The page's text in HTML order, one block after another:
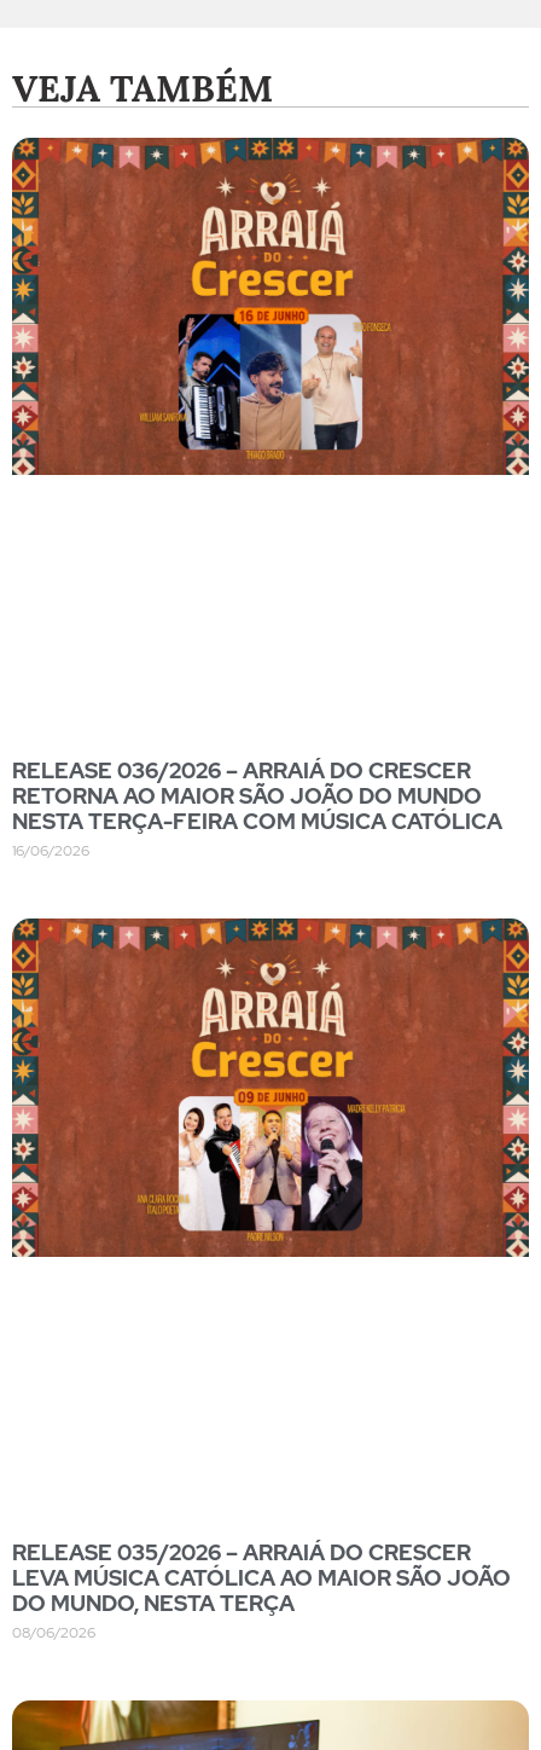
VEJA TAMBÉM
RELEASE 036/2026 – ARRAIÁ DO CRESCER
RETORNA AO MAIOR SÃO JOÃO DO MUNDO
NESTA TERÇA-FEIRA COM MÚSICA CATÓLICA
16/06/2026
RELEASE 035/2026 – ARRAIÁ DO CRESCER
LEVA MÚSICA CATÓLICA AO MAIOR SÃO JOÃO
DO MUNDO, NESTA TERÇA
08/06/2026